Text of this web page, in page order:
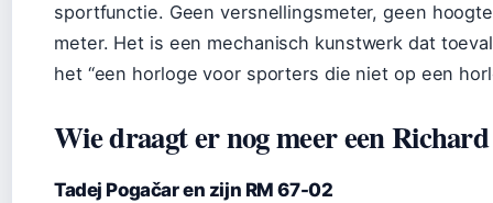
sportfunctie. Geen versnellingsmeter, geen
meter. Het is een mechanisch kunstwerk dat
het “een horloge voor sporters die niet op een
Wie draagt er nog meer een
Tadej Pogačar en zijn RM 67-02